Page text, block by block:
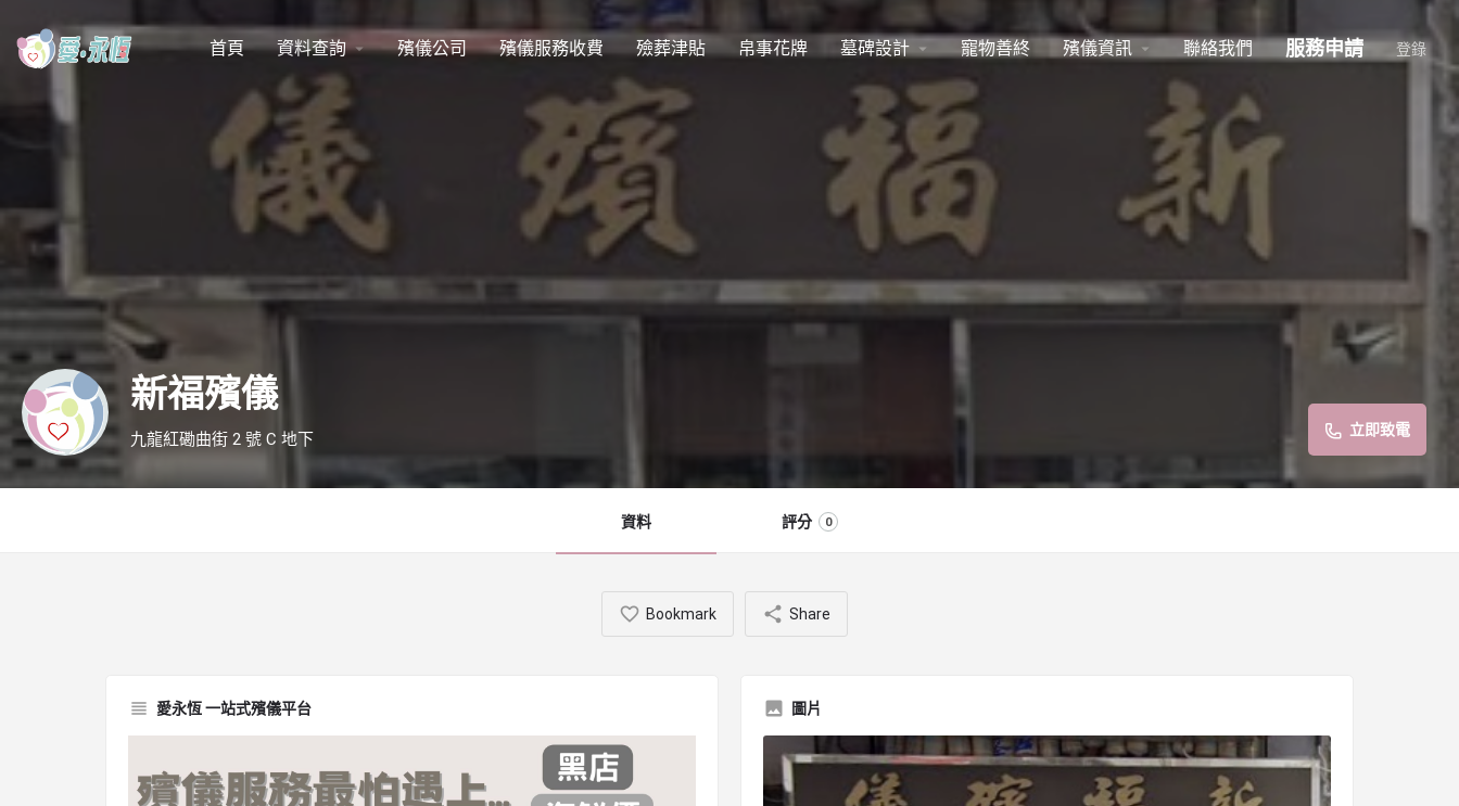
首頁 資料查詢arrow_drop_down 殯儀公司 殯儀服務收費 殮葬津貼 帛事花牌 墓碑設計 arrow_drop_down 寵物善終 殯儀資訊 arrow_drop_down 聯絡我們 服務申請 登錄
新福殯儀
九龍紅磡曲街 2 號 C 地下 立即致電
資料 評分 0
Bookmark Share
愛永恆 一站式殯儀平台 圖片